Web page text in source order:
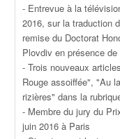
- Entrevue à la
2016, sur la traduction
remise du Doctorat
Plovdiv en présence
- Trois nouveaux
Rouge assoiffée", "Au
rizières" dans la
- Membre du jury du
juin 2016 à Paris